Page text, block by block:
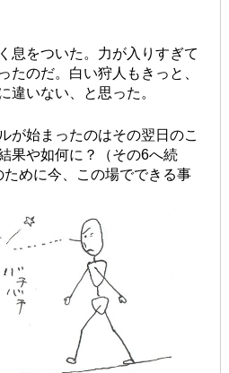
息をついた。力が入りすぎて
たのだ。白い狩人もきっと、
違いない、と思った。
が始まったのはその翌日のこ
果や如何に？（その6へ続
ために今、この場でできる事